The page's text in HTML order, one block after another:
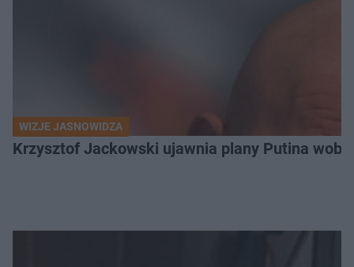
WIZJE JASNOWIDZA
Krzysztof Jackowski ujawnia plany Putina